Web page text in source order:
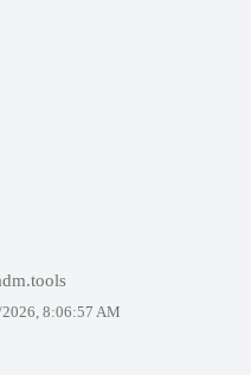
8:06:57 AM